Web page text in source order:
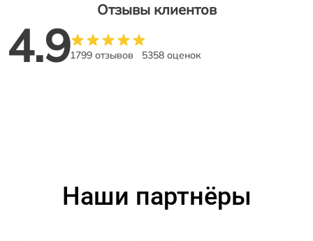
Отзывы клиентов
4.91799 отзывов 5358 оценок
Наши партнёры